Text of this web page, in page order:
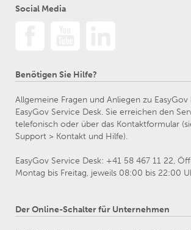
Social Media
Benötigen Sie Hilfe?
Allgemeine Fragen und Anliegen zu
EasyGov Service Desk. Sie erreichen den
telefonisch oder über das Kontaktformular
Support > Kontakt und Hilfe).
EasyGov Service Desk: +41 58 467 11 22,
Montag bis Freitag, jeweils 08:00 bis 22:00
Der Online-Schalter für Unternehmen